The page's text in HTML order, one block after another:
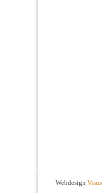
Webdesign Visus